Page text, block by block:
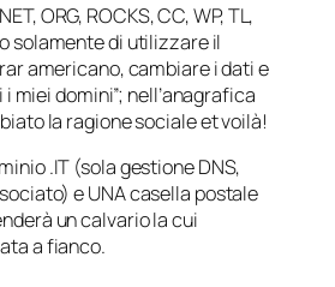
ORG, ROCKS, CC, WP, TL,
solamente di utilizzare il
americano, cambiare i dati e
miei domini”; nell’anagrafica
la ragione sociale etvoilà!
.IT (sola gestione DNS,
e UNA casella postale
un calvario la cui
a fianco.